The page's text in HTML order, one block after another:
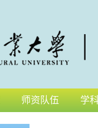
师资队伍 学